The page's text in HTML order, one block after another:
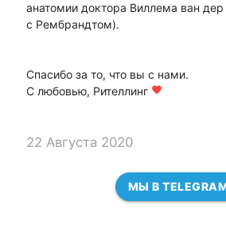
анатомии доктора Виллема ван
с Рембрандтом).
Спасибо за то, что вы с нами.
С любовью, Рителлинг favorite
22 Августа 2020
МЫ В